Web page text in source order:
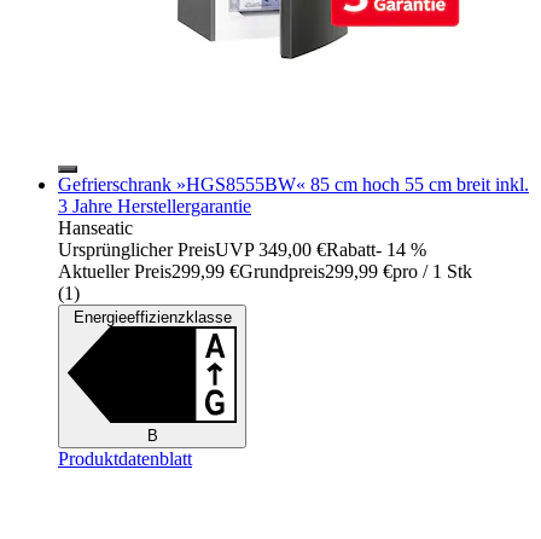
Gefrierschrank »HGS8555BW« 85 cm hoch 55 cm breit inkl.
3 Jahre Herstellergarantie
Hanseatic
Ursprünglicher PreisUVP 349,00 €Rabatt- 14 %
Aktueller Preis299,99 €Grundpreis299,99 €pro / 1 Stk
(1)
Energieeffizienzklasse
B
Produktdatenblatt